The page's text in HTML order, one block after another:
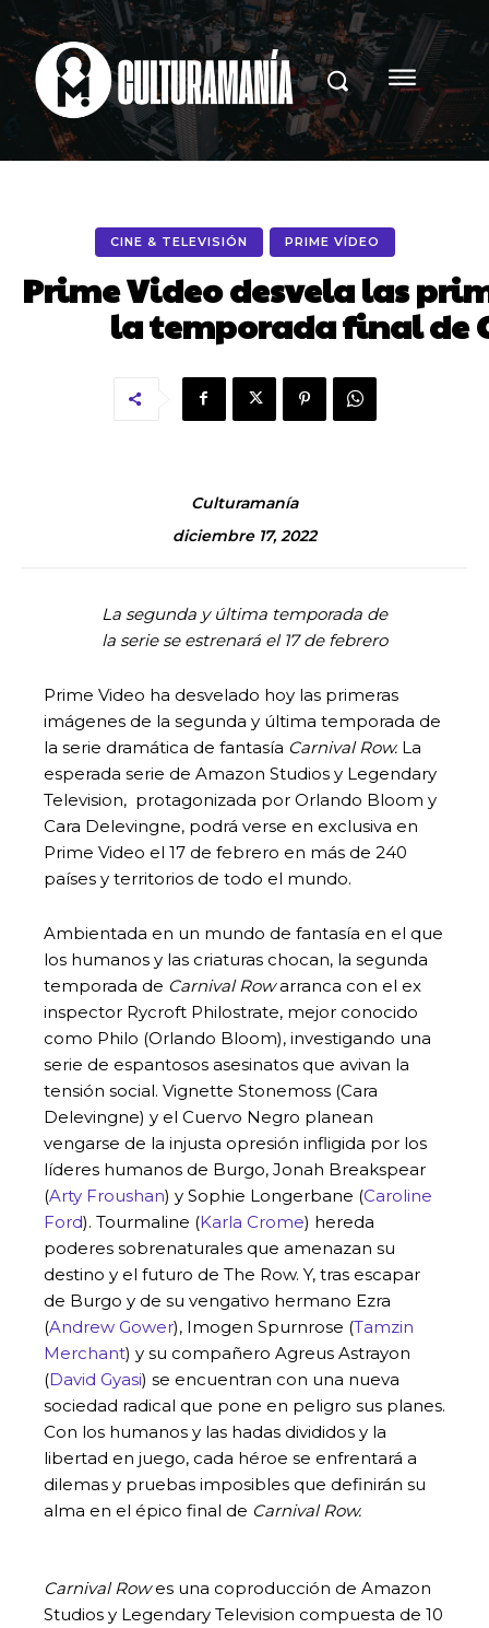
CINE & TELEVISIÓN PRIME VÍDEO
Prime Video desvela las
la temporada final de
Culturamanía
diciembre 17, 2022
La segunda y última temporada de
la serie se estrenará el 17 de febrero
Prime Video ha desvelado hoy las primeras
imágenes de la segunda y última temporada de
la serie dramática de fantasía Carnival Row. La
esperada serie de Amazon Studios y Legendary
Television, protagonizada por Orlando Bloom y
Cara Delevingne, podrá verse en exclusiva en
Prime Video el 17 de febrero en más de 240
países y territorios de todo el mundo.
Ambientada en un mundo de fantasía en el que
los humanos y las criaturas chocan, la segunda
temporada de Carnival Rowarranca con el ex
inspector Rycroft Philostrate, mejor conocido
como Philo (Orlando Bloom), investigando una
serie de espantosos asesinatos que avivan la
tensión social. Vignette Stonemoss (Cara
Delevingne) y el Cuervo Negro planean
vengarse de la injusta opresión infligida por los
líderes humanos de Burgo, Jonah Breakspear
(Arty Froushan) y Sophie Longerbane (Caroline
Ford). Tourmaline (Karla Crome) hereda
poderes sobrenaturales que amenazan su
destino y el futuro de The Row. Y, tras escapar
de Burgo y de su vengativo hermano Ezra
(Andrew Gower), Imogen Spurnrose (Tamzin
Merchant) y su compañero Agreus Astrayon
(David Gyasi) se encuentran con una nueva
sociedad radical que pone en peligro sus planes.
Con los humanos y las hadas divididos y la
libertad en juego, cada héroe se enfrentará a
dilemas y pruebas imposibles que definirán su
alma en el épico final de Carnival Row.
Carnival Rowes una coproducción de Amazon
Studios y Legendary Television compuesta de 10